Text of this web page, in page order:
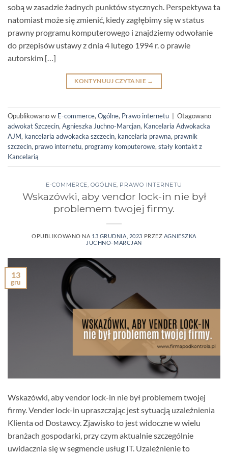
sobą w zasadzie żadnych punktów stycznych. Perspektywa ta
natomiast może się zmienić, kiedy zagłębimy się w status
prawny programu komputerowego i znajdziemy odwołanie
do przepisów ustawy z dnia 4 lutego 1994 r. o prawie
autorskim […]
KONTYNUUJ CZYTANIE →
Opublikowano w E-commerce,Ogólne, Prawo internetu
Otagowano
adwokat Szczecin,Agnieszka Juchno-Marcjan, Kancelaria Adwokacka
AJM, kancelaria adwokacka szczecin, kancelaria prawna, prawnik
szczecin, prawo internetu, programy komputerowe,stały kontakt z
Kancelarią
E-COMMERCE, OGÓLNE, PRAWO INTERNETU
Wskazówki, aby vendor lock-in nie był
problemem twojej firmy.
OPUBLIKOWANO NA 13 GRUDNIA, 2023 PRZEZ AGNIESZKA
JUCHNO-MARCJAN
13
gru
Wskazówki, aby vendor lock-in nie był problemem twojej
firmy. Vender lock-in upraszczając jest sytuacją uzależnienia
Klienta od Dostawcy. Zjawisko to jest widoczne w wielu
branżach gospodarki, przy czym aktualnie szczególnie
uwidacznia się w segmencie usług IT. Uzależnienie to